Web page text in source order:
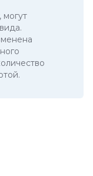
могут